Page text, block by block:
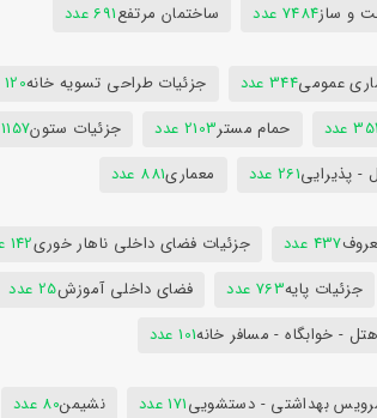
و ساز7484 عدد ساختمان مرتفع691 عدد
عمومی344 عدد جزئیات طراحی تسویه خانه120 عدد
عدد حمام مستر2103 عدد جزئیات ستون1157 عدد
- پذیرایی261 عدد معماری881 عدد
437 عدد جزئیات فضای داخلی ناهار خوری142 عدد
جزئیات پایه763 عدد فضای داخلی آموزش25 عدد
- خوابگاه - مسافر خانه101 عدد
بهداشتی - دستشویی171 عدد نشیمن80 عدد